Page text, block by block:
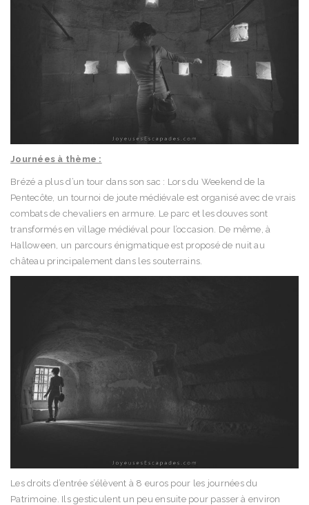
Journées à thème :
Brézé a plus d’un tour dans son sac : Lors du Weekend de la
Pentecôte, un tournoi de joute médiévale est organisé avec de vrais
combats de chevaliers en armure. Le parc et les douves sont
transformés en village médiéval pour l’occasion. De même, à
Halloween, un parcours énigmatique est proposé de nuit au
château principalement dans les souterrains.
Les droits d’entrée s’élèvent à 8 euros pour les journées du
Patrimoine. Ils gesticulent un peu ensuite pour passer à environ